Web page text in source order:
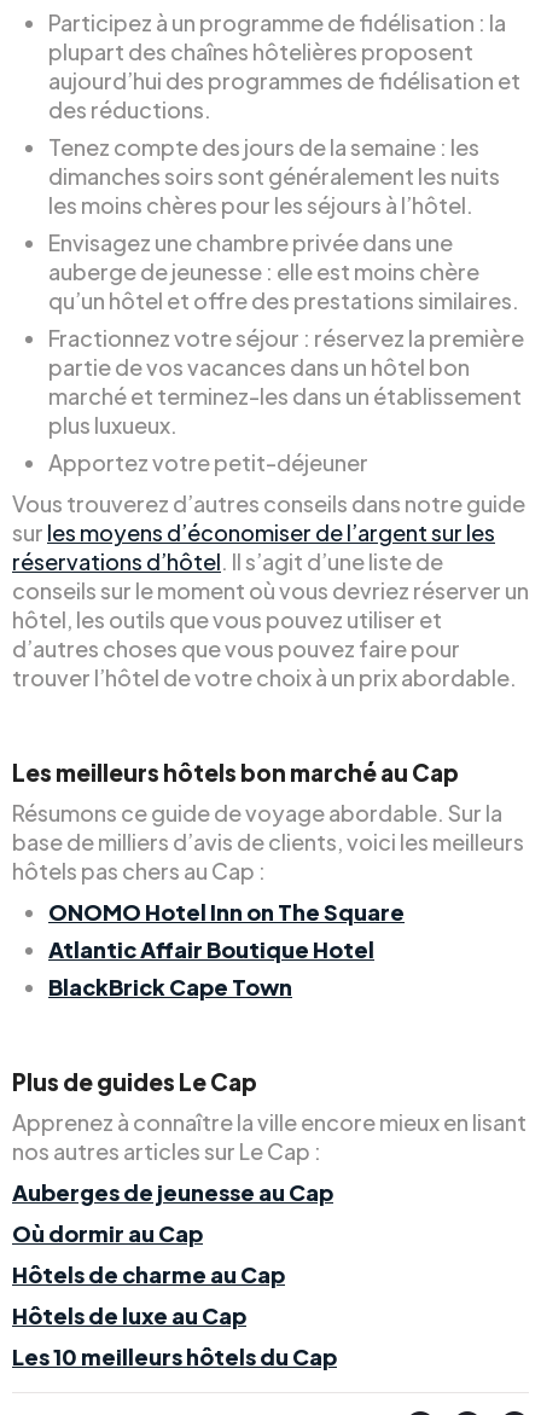
Participez à un programme de fidélisation : la
plupart des chaînes hôtelières proposent
aujourd’hui des programmes de fidélisation et
des réductions.
Tenez compte des jours de la semaine : les
dimanches soirs sont généralement les nuits
les moins chères pour les séjours à l’hôtel.
Envisagez une chambre privée dans une
auberge de jeunesse : elle est moins chère
qu’un hôtel et offre des prestations similaires.
Fractionnez votre séjour : réservez la première
partie de vos vacances dans un hôtel bon
marché et terminez-les dans un établissement
plus luxueux.
Apportez votre petit-déjeuner
Vous trouverez d’autres conseils dans notre guide
sur les moyens d’économiser de l’argent sur les
réservations d’hôtel. Il s’agit d’une liste de
conseils sur le moment où vous devriez réserver un
hôtel, les outils que vous pouvez utiliser et
d’autres choses que vous pouvez faire pour
trouver l’hôtel de votre choix à un prix abordable.
Les meilleurs hôtels bon marché au Cap
Résumons ce guide de voyage abordable. Sur la
base de milliers d’avis de clients, voici les meilleurs
hôtels pas chers au Cap :
ONOMO Hotel Inn on The Square
Atlantic Affair Boutique Hotel
BlackBrick Cape Town
Plus de guides Le Cap
Apprenez à connaître la ville encore mieux en lisant
nos autres articles sur Le Cap :
Auberges de jeunesse au Cap
Où dormir au Cap
Hôtels de charme au Cap
Hôtels de luxe au Cap
Les 10 meilleurs hôtels du Cap